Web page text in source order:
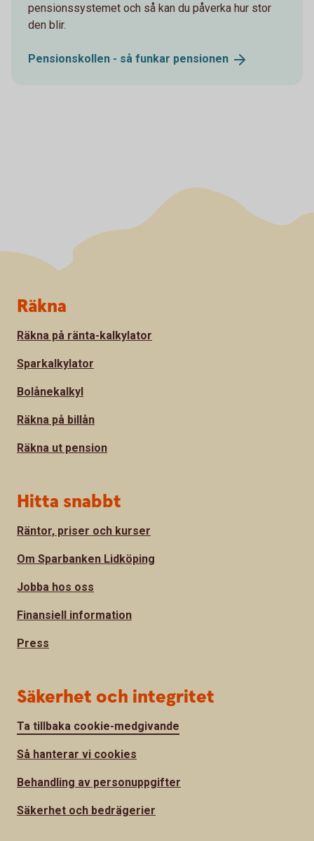
pensionssystemet och så kan du påverka hur stor
den blir.
Pensionskollen - så funkar pensionen
Sidfot
Räkna
Räkna på ränta-kalkylator
Sparkalkylator
Bolånekalkyl
Räkna på billån
Räkna ut pension
Hitta snabbt
Räntor, priser och kurser
Om Sparbanken Lidköping
Jobba hos oss
Finansiell information
Press
Säkerhet och integritet
Ta tillbaka cookie-medgivande
Så hanterar vi cookies
Behandling av personuppgifter
Säkerhet och bedrägerier